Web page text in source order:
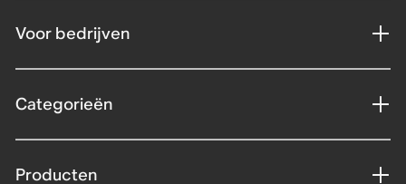
Voor bedrijven
Categorieën
Producten